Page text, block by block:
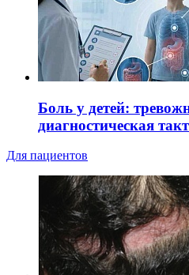
Боль у детей:
диагностическая
Для пациентов